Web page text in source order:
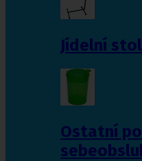
Jídelní
Ostatní